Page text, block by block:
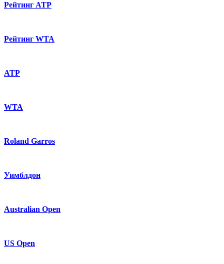
Рейтинг ATP
Рейтинг WTA
ATP
WTA
Roland Garros
Уимблдон
Australian Open
US Open